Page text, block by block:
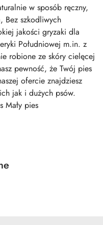
w sposób ręczny,
Bez szkodliwych
jakości gryzaki dla
Południowej m.in. z
robione ze skóry cielęcej
pewność, że Twój pies
ofercie znajdziesz
jak i dużych psów.
Mały pies